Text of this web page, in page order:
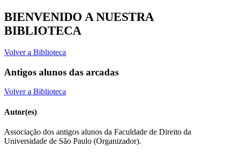
BIENVENIDO A NUESTRA
BIBLIOTECA
Volver a Biblioteca
Antigos alunos das arcadas
Volver a Biblioteca
Autor(es)
Associação dos antigos alunos da Faculdade de Direito da
Universidade de São Paulo (Organizador).